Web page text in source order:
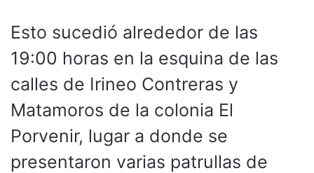
Esto sucedió alrededor de las
19:00 horas en la esquina de las
calles de Irineo Contreras y
Matamoros de la colonia El
Porvenir, lugar a donde se
presentaron varias patrullas de